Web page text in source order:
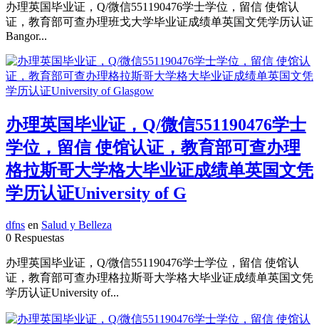
办理英国毕业证，Q/微信551190476学士学位，留信 使馆认
证，教育部可查办理班戈大学毕业证成绩单英国文凭学历认证
Bangor...
办理英国毕业证，Q/微信551190476学士
学位，留信 使馆认证，教育部可查办理
格拉斯哥大学格大毕业证成绩单英国文凭
学历认证University of G
dfns en Salud y Belleza
0 Respuestas
办理英国毕业证，Q/微信551190476学士学位，留信 使馆认
证，教育部可查办理格拉斯哥大学格大毕业证成绩单英国文凭
学历认证University of...